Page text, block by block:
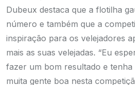
Dubeux destaca que a flotilha
número e também que a
inspiração para os velejadores
mais as suas velejadas. “Eu
fazer um bom resultado e tenha
muita gente boa nesta